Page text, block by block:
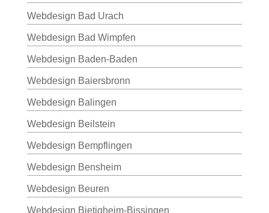
Webdesign Bad Urach
Webdesign Bad Wimpfen
Webdesign Baden-Baden
Webdesign Baiersbronn
Webdesign Balingen
Webdesign Beilstein
Webdesign Bempflingen
Webdesign Bensheim
Webdesign Beuren
Webdesign Bietigheim-Bissingen